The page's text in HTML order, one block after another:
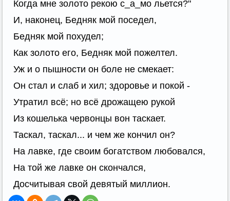
Когда мне золото рекою с_а_мо льется?"
И, наконец, Бедняк мой поседел,
Бедняк мой похудел;
Как золото его, Бедняк мой пожелтел.
Уж и о пышности он боле не смекает:
Он стал и слаб и хил; здоровье и покой -
Утратил всё; но всё дрожащею рукой
Из кошелька червонцы вон таскает.
Таскал, таскал... и чем же кончил он?
На лавке, где своим богатством любовался,
На той же лавке он скончался,
Досчитывая свой девятый миллион.